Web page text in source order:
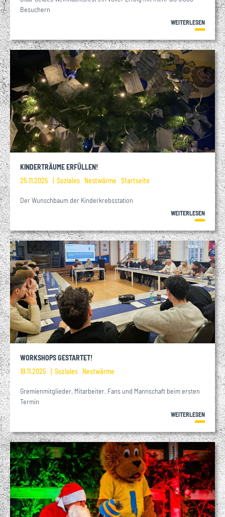
Besuchern
WEITERLESEN
KINDERTRÄUME ERFÜLLEN!
25.11.2025
Soziales Nestwärme Startseite
Der Wunschbaum der Kinderkrebsstation
WEITERLESEN
WORKSHOPS GESTARTET!
19.11.2025
Soziales Nestwärme
Gremienmitglieder, Mitarbeiter, Fans und Mannschaft beim ersten
Termin
WEITERLESEN